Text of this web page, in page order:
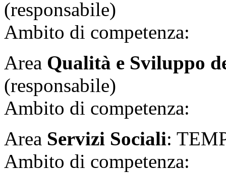
(responsabile)
Ambito di competenza:
Area Qualità e Sviluppo
(responsabile)
Ambito di competenza:
Area Servizi Sociali:
Ambito di competenza: